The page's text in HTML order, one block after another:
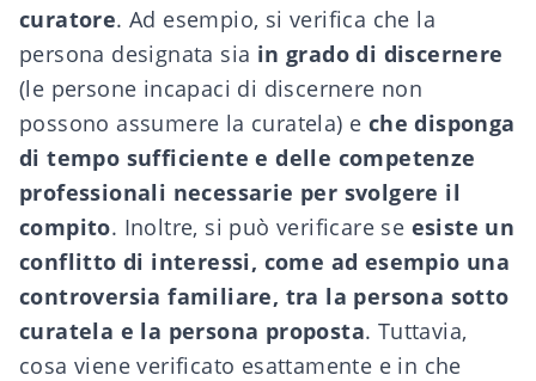
curatore. Ad esempio, si verifica che la
persona designata sia in grado di discernere
(le persone incapaci di discernere non
possono assumere la curatela) e che disponga
di tempo sufficiente e delle competenze
professionali necessarie per svolgere il
compito. Inoltre, si può verificare se esiste un
conflitto di interessi, come ad esempio una
controversia familiare, tra la persona sotto
curatela e la persona proposta. Tuttavia,
cosa viene verificato esattamente e in che